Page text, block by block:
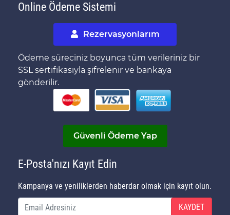
Online Ödeme Sistemi
Rezervasyonlarım
Ödeme süreciniz boyunca tüm verileriniz bir
SSL sertifikasıyla şifrelenir ve bankaya
gönderilir.
Güvenli Ödeme Yap
E-Posta'nızı Kayıt Edin
Kampanya ve yeniliklerden haberdar olmak için kayıt olun.
KAYDET